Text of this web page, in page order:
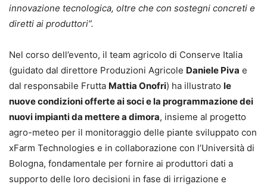
innovazione tecnologica, oltre che con sostegni concreti e
diretti ai produttori”.
Nel corso dell’evento, il team agricolo di Conserve Italia
(guidato dal direttore Produzioni Agricole Daniele Piva e
dal responsabile Frutta Mattia Onofri) ha illustrato le
nuove condizioni offerte ai soci e la programmazione dei
nuovi impianti da mettere a dimora, insieme al progetto
agro-meteo per il monitoraggio delle piante sviluppato con
xFarm Technologies e in collaborazione con l’Università di
Bologna, fondamentale per fornire ai produttori dati a
supporto delle loro decisioni in fase di irrigazione e